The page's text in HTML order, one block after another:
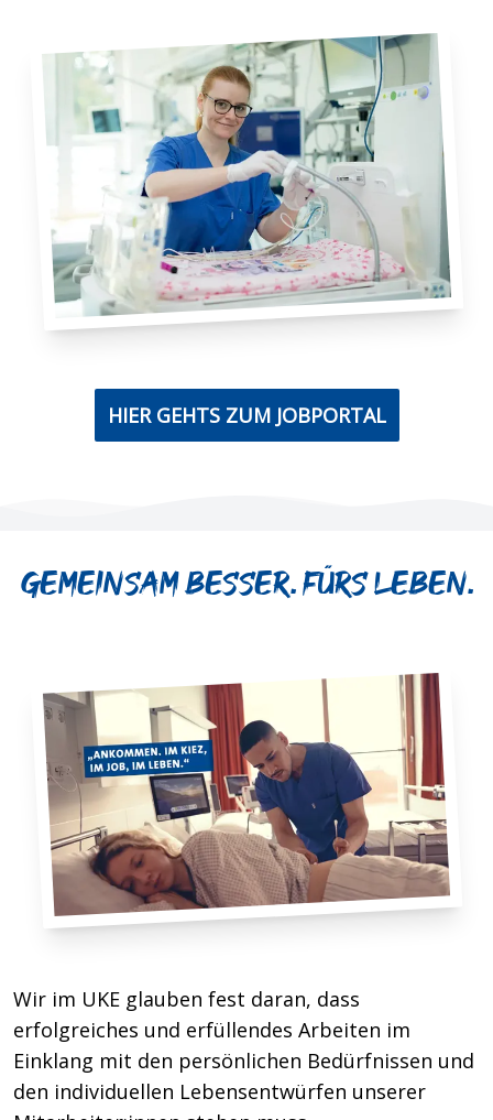
HIER GEHTS ZUM JOBPORTAL
Gemeinsam besser. Fürs Leben.
Wir im UKE glauben fest daran, dass
erfolgreiches und erfüllendes Arbeiten im
Einklang mit den persönlichen Bedürfnissen und
den individuellen Lebensentwürfen unserer